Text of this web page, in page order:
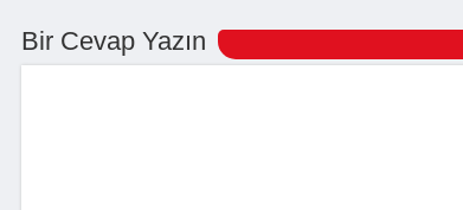
Bir Cevap Yazın